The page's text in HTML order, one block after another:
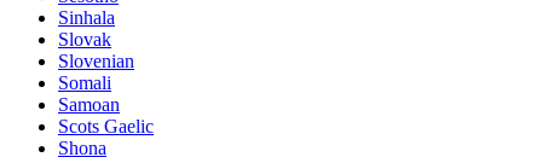
Sinhala
Slovak
Slovenian
Somali
Samoan
Scots Gaelic
Shona